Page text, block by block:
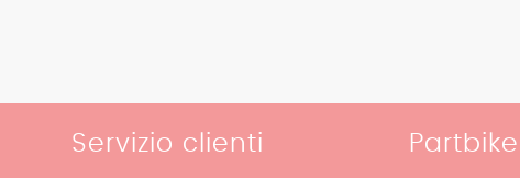
Servizio clienti Partbike